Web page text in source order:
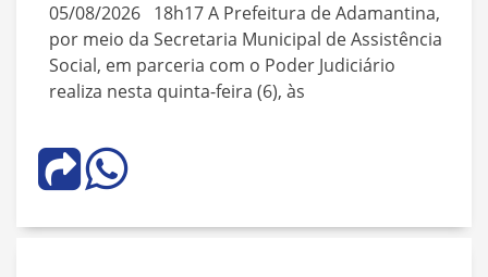
05/08/2026 18h17 A Prefeitura de Adamantina,
por meio da Secretaria Municipal de Assistência
Social, em parceria com o Poder Judiciário
realiza nesta quinta-feira (6), às